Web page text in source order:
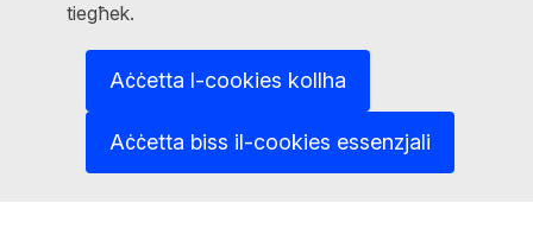
tiegħek.
Aċċetta l-cookies kollha
Aċċetta biss il-cookies essenzjali
Legal notice